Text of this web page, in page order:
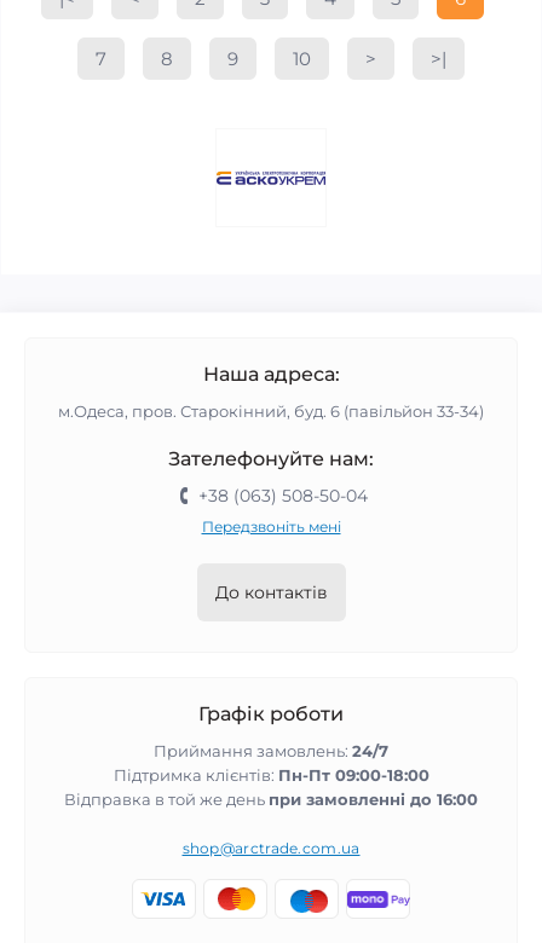
7 8 9 10 > >|
Наша адреса:
м.Одеса, пров. Старокінний, буд. 6 (павільйон 33-34)
Зателефонуйте нам:
+38 (063) 508-50-04
Передзвоніть мені
До контактів
Графік роботи
Приймання замовлень: 24/7
Підтримка клієнтів: Пн-Пт 09:00-18:00
Відправка в той же день при замовленні до 16:00
shop@arctrade.com.ua